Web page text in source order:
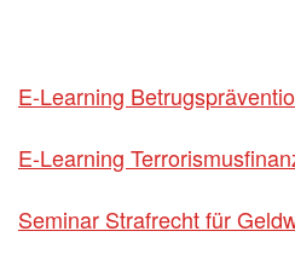
E-Learning
E-Learning
Seminar Strafrecht für